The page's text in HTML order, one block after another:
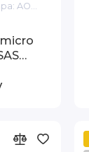
Код товара: AOC-SAS-8704EM2